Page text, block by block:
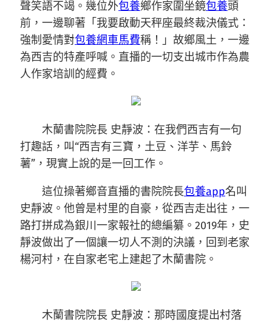
聲笑語不竭。幾位外包養鄉作家圍坐鏡包養頭
前，一邊聊著「我要啟動天秤座最終裁決儀式：
強制愛情對包養網車馬費稱！」故鄉風土，一邊
為西吉的特產呼喊。直播的一切支出城市作為農
人作家培訓的經費。
木蘭書院院長 史靜波：在我們西吉有一句
打趣話，叫“西吉有三寶，土豆、洋芋、馬鈴
薯”，現實上說的是一回工作。
這位操著鄉音直播的書院院長包養app名叫
史靜波。他曾是村里的自豪，從西吉走出往，一
路打拼成為銀川一家報社的總編纂。2019年，史
靜波做出了一個讓一切人不測的決議，回到老家
楊河村，在自家老宅上建起了木蘭書院。
木蘭書院院長 史靜波：那時國度提出村落